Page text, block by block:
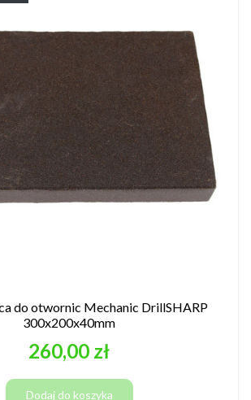
do otwornic Mechanic DrillSHARP
300x200x40mm
Cena
260,00 zł
Dodaj do koszyka